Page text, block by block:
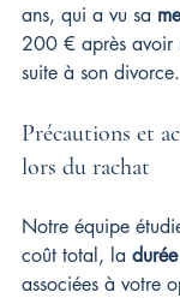
ans, qui a vu sa
200 € après avoir
suite à son divorce.
Précautions et
lors du rachat
Notre équipe
coût total, la durée
associées à votre